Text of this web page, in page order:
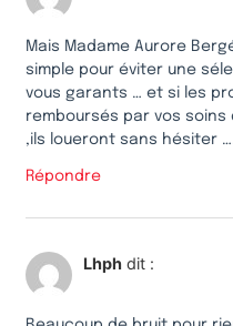
Mais Madame Aurore
simple pour éviter une
vous garants … et si les
remboursés par vos soins
,ils loueront sans hésiter
Répondre
Lhph dit :